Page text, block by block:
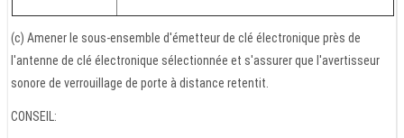
(c) Amener le sous-ensemble d'émetteur de clé électronique près de
l'antenne de clé électronique sélectionnée et s'assurer que l'avertisseur
sonore de verrouillage de porte à distance retentit.
CONSEIL: